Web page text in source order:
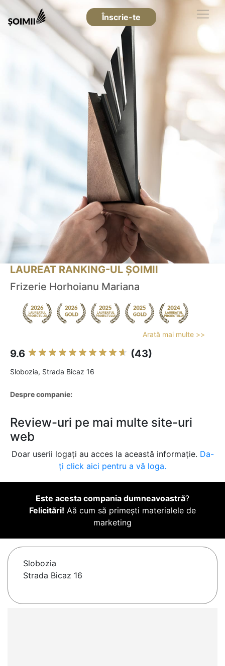
Înscrie-te
LAUREAT RANKING-UL ȘOIMII
Frizerie Horhoianu Mariana
Arată mai multe >>
9.6 (43)
Slobozia, Strada Bicaz 16
Despre companie:
Review-uri pe mai multe site-uri
web
Doar userii logați au acces la această informație. Da-
ți click aici pentru a vă loga.
Este acesta compania dumneavoastră?
Felicitări! Aă cum să primești materialele de
marketing
Slobozia
Strada Bicaz 16